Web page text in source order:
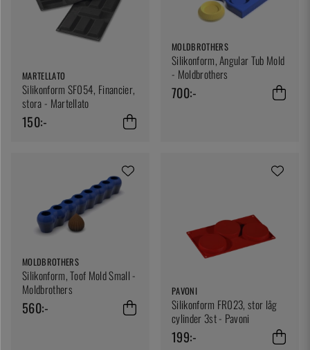
MARTELLATO
Silikonform SF054, Financier,
stora - Martellato
150:-
MOLDBROTHERS
Silikonform, Angular Tub Mold
- Moldbrothers
700:-
MOLDBROTHERS
Silikonform, Toof Mold Small -
Moldbrothers
560:-
PAVONI
Silikonform FR023, stor låg
cylinder 3st - Pavoni
199:-